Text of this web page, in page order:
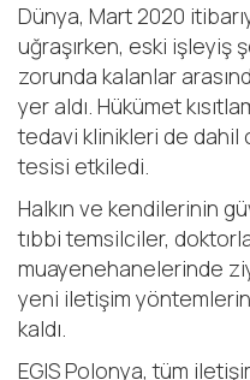
Dünya, Mart 2020
uğraşırken, eski işleyiş
zorunda kalanlar
yer aldı. Hükümet
tedavi klinikleri de dahil
tesisi etkiledi.
Halkın ve kendilerinin
tıbbi temsilciler,
muayenehanelerinde
yeni iletişim
kaldı.
EGIS Polonya, tüm